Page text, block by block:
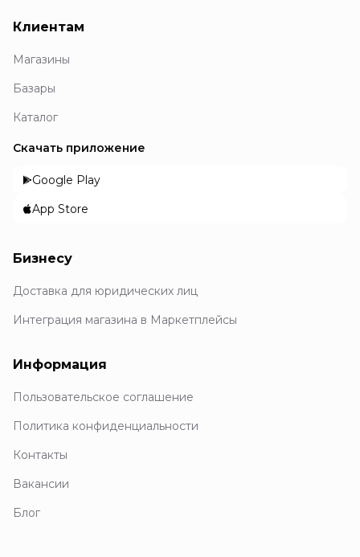
Клиентам
Магазины
Базары
Каталог
Скачать приложение
Google Play
App Store
Бизнесу
Доставка для юридических лиц
Интеграция магазина в Маркетплейсы
Информация
Пользовательское соглашение
Политика конфиденциальности
Контакты
Вакансии
Блог